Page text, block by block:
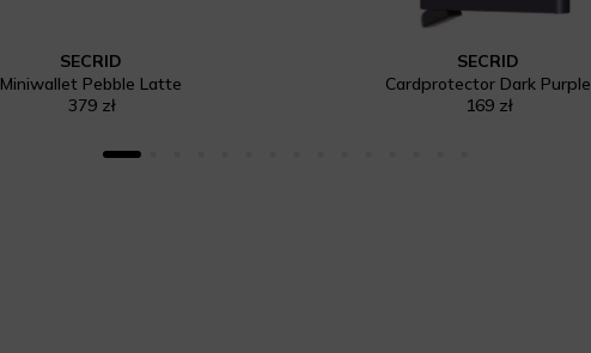
SECRID
Miniwallet Pebble Latte
379 zł
SECRID
Cardprotector Dark Purple
169 zł